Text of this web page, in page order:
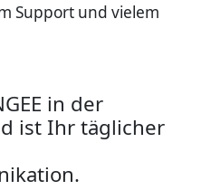
Support und vielem
in der
ist Ihr täglicher